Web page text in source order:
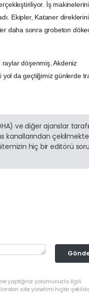
İş
Ekipler, Kataner
daha sonra grobeton
döşenmiş, Akdeniz
yol da geçtiğimiz günlerde
ve diğer ajanslar
hiç bir editörü
yaptığınız yorumunuzla ilgili
site yönetimi hiçbir